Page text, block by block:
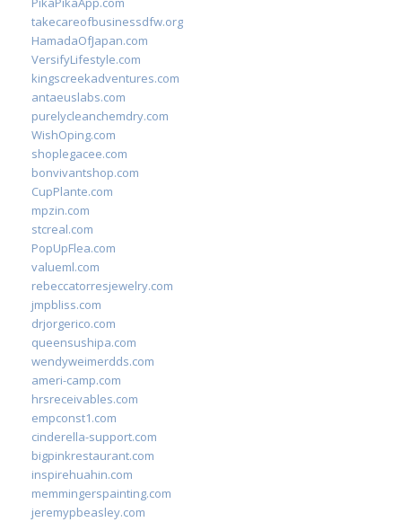
takecareofbusinessdfw.org
HamadaOfJapan.com
VersifyLifestyle.com
kingscreekadventures.com
antaeuslabs.com
purelycleanchemdry.com
WishOping.com
shoplegacee.com
bonvivantshop.com
CupPlante.com
mpzin.com
stcreal.com
PopUpFlea.com
valueml.com
rebeccatorresjewelry.com
jmpbliss.com
drjorgerico.com
queensushipa.com
wendyweimerdds.com
ameri-camp.com
hrsreceivables.com
empconst1.com
cinderella-support.com
bigpinkrestaurant.com
inspirehuahin.com
memmingerspainting.com
jeremypbeasley.com